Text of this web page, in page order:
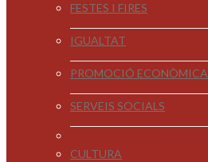
FESTES I FIRES
IGUALTAT
PROMOCIÓ ECONÒMICA
SERVEIS SOCIALS
CULTURA